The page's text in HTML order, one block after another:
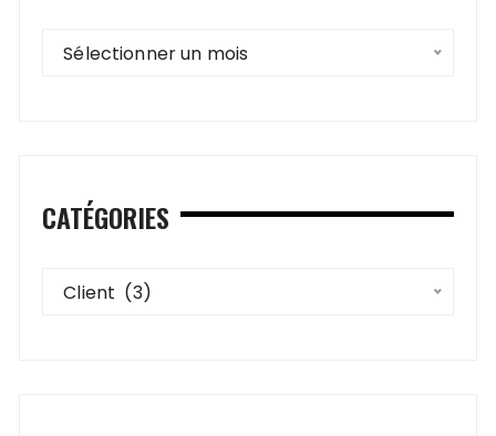
Archives
Sélectionner un mois
CATÉGORIES
Catégories
Client  (3)